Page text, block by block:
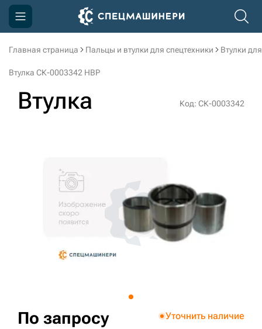
Главная страница Пальцы и втулки для спецтехники Втулки
Втулка СК-0003342 HBP
Втулка Код: СК-0003342
По запросу Уточнить наличие
Компания
Доставка и оплата
3D тур по производству
3D тур по складам
sksale@skdst.ru